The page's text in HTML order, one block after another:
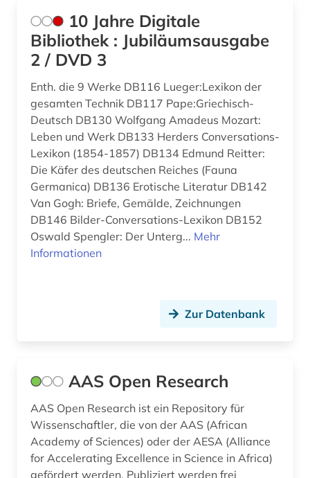
bauprodukt (1)
baurecht (3)
baustoff (1)
bautechnik (5)
bauwesen (3)
bauwirtschaft (2)
berechnung (3)
bergbau (3)
betriebsschutz (1)
betriebssicherheit (2)
betriebssicherheitsverordnung (1)
Palaestina (1)
Portugal (1)
Russland, Sowjetunion (1)
Saarland (1)
Sachsen (1)
Schleswig-Holstein (1)
Schweden (2)
Schweiz (6)
Spanien (2)
10 Jahre Digitale
Bibliothek : Jubiläumsausgabe
2 / DVD 3
Enth. die 9 Werke DB116 Lueger:Lexikon der
gesamten Technik DB117 Pape:Griechisch-
Deutsch DB130 Wolfgang Amadeus Mozart:
Leben und Werk DB133 Herders Conversations-
Lexikon (1854-1857) DB134 Edmund Reitter:
Die Käfer des deutschen Reiches (Fauna
Germanica) DB136 Erotische Literatur DB142
Van Gogh: Briefe, Gemälde, Zeichnungen
DB146 Bilder-Conversations-Lexikon DB152
Oswald Spengler: Der Unterg... Mehr
Informationen
Zur Datenbank
AAS Open Research
AAS Open Research ist ein Repository für
Wissenschaftler, die von der AAS (African
Academy of Sciences) oder der AESA (Alliance
for Accelerating Excellence in Science in Africa)
gefördert werden. Publiziert werden frei